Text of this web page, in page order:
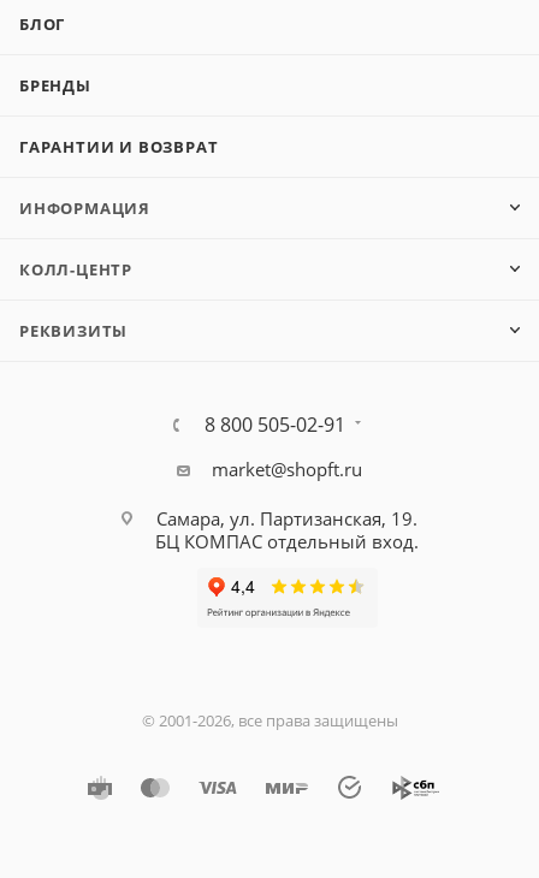
БЛОГ
БРЕНДЫ
ГАРАНТИИ И ВОЗВРАТ
ИНФОРМАЦИЯ
КОЛЛ-ЦЕНТР
РЕКВИЗИТЫ
8 800 505-02-91
market@shopft.ru
Самара, ул. Партизанская, 19.
БЦ КОМПАС отдельный вход.
© 2001-2026, все права защищены